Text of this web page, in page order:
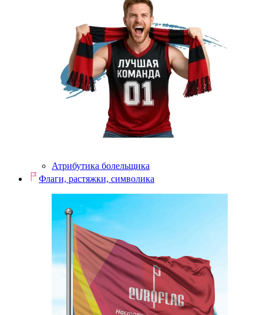
Атрибутика болельщика
Флаги, растяжки, символика